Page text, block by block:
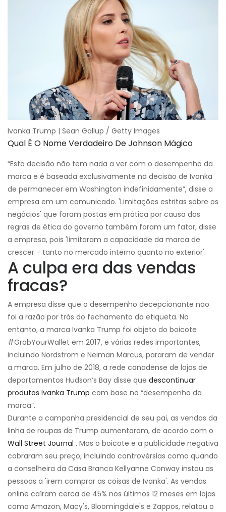
Ivanka Trump | Sean Gallup / Getty Images
Qual É O Nome Verdadeiro De Johnson Mágico
“Esta decisão não tem nada a ver com o desempenho da
marca e é baseada exclusivamente na decisão de Ivanka
de permanecer em Washington indefinidamente”, disse a
empresa em um comunicado. 'Limitações estritas sobre os
negócios' que foram postas em prática por causa das
regras de ética do governo também foram um fator, disse
a empresa, pois 'limitaram a capacidade da marca de
crescer - tanto no mercado interno quanto no exterior'.
A culpa era das vendas
fracas?
A empresa disse que o desempenho decepcionante não
foi a razão por trás do fechamento da etiqueta. No
entanto, a marca Ivanka Trump foi objeto do boicote
#GrabYourWallet em 2017, e várias redes importantes,
incluindo Nordstrom e Neiman Marcus, pararam de vender
a marca. Em julho de 2018, a rede canadense de lojas de
departamentos Hudson’s Bay disse que descontinuar
produtos Ivanka Trump com base no “desempenho da
marca”.
Durante a campanha presidencial de seu pai, as vendas da
linha de roupas de Trump aumentaram, de acordo com o
Wall Street Journal . Mas o boicote e a publicidade negativa
cobraram seu preço, incluindo controvérsias como quando
a conselheira da Casa Branca Kellyanne Conway instou as
pessoas a 'irem comprar as coisas de Ivanka'. As vendas
online caíram cerca de 45% nos últimos 12 meses em lojas
como Amazon, Macy's, Bloomingdale's e Zappos, relatou o